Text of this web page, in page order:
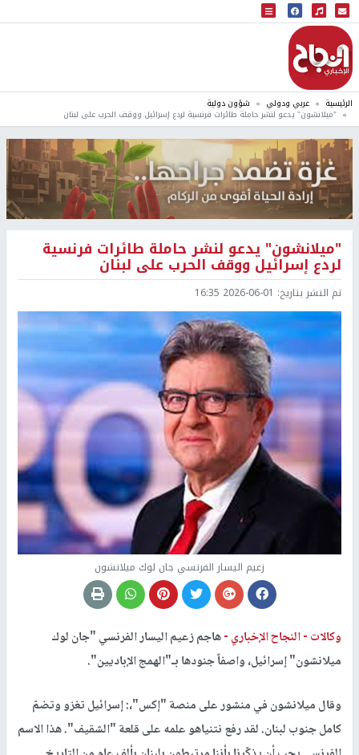
البث المباشر
إذاعة النجاح
الرئيسية عربي ودولي شؤون دولية
"ميلانشون" يدعو لنشر حاملة طائرات فرنسية لردع إسرائيل ووقف الحرب على لبنان
"ميلانشون" يدعو لنشر حاملة طائرات فرنسية
لردع إسرائيل ووقف الحرب على لبنان
تم النشر بتاريخ: 2026-06-01 16:35
زعيم اليسار الفرنسي جان لوك ميلانشون
وكالات -النجاح الإخباري -هاجم زعيم اليسار الفرنسي "جان لوك
ميلانشون" إسرائيل، واصفاً جنودها بـ"الهمج الإباديين".
وقال ميلانشون في منشور على منصة "إكس"،: إسرائيل تغزو وتضمّ
كامل جنوب لبنان. لقد رفع نتنياهو علمه على قلعة "الشقيف". هذا الاسم